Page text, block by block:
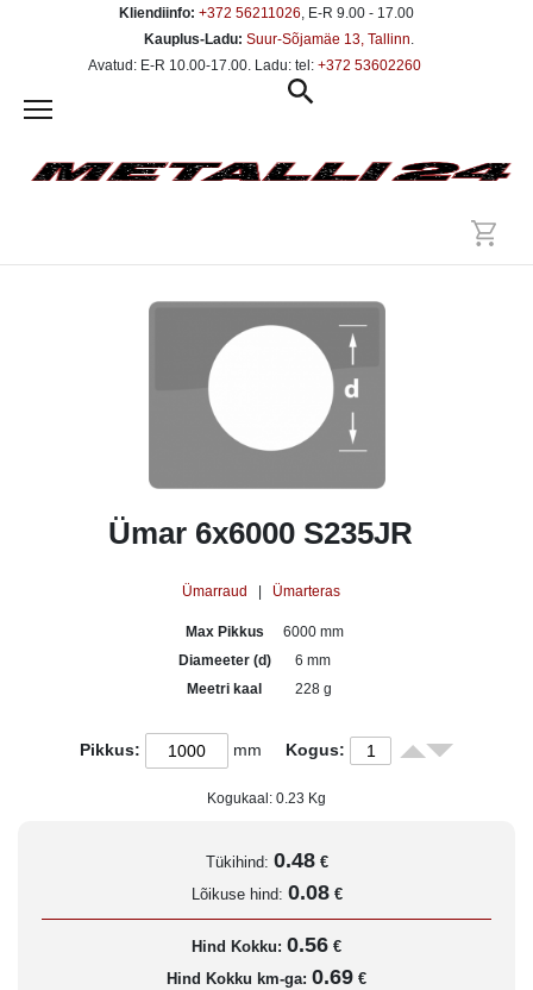
Kliendiinfo: +372 56211026, E-R 9.00 - 17.00
Kauplus-Ladu: Suur-Sõjamäe 13, Tallinn.
Avatud: E-R 10.00-17.00. Ladu: tel: +372 53602260
Ümar 6x6000 S235JR
Ümarraud Ümarteras
Max Pikkus
6000 mm
Diameeter (d)
6 mm
Meetri kaal
228 g
Pikkus: mm Kogus:
Kogukaal: 0.23 Kg
Tükihind: 0.48 €
Lõikuse hind: 0.08 €
Hind Kokku: 0.56 €
Hind Kokku km-ga: 0.69 €